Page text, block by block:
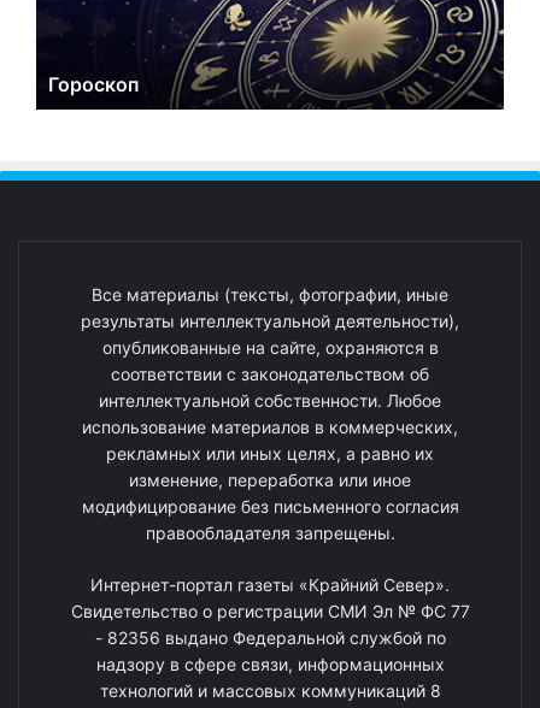
Гороскоп
Все материалы (тексты, фотографии, иные
результаты интеллектуальной деятельности),
опубликованные на сайте, охраняются в
соответствии с законодательством об
интеллектуальной собственности. Любое
использование материалов в коммерческих,
рекламных или иных целях, а равно их
изменение, переработка или иное
модифицирование без письменного согласия
правообладателя запрещены.
Интернет-портал газеты «Крайний Север».
Свидетельство о регистрации СМИ Эл № ФС 77
- 82356 выдано Федеральной службой по
надзору в сфере связи, информационных
технологий и массовых коммуникаций 8